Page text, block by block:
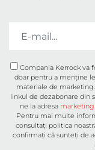
Compania Kerrock va
doar pentru a menține
materiale de
linkul de dezabonare din
ne la adresa
Pentru mai multe
consultați politica
confirmați că sunteți de